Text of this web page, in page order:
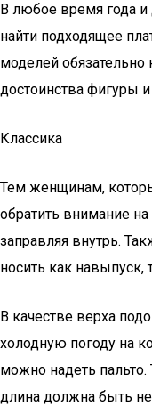
В любое время года
найти подходящее
моделей обязательно
достоинства фигуры
Классика
Тем женщинам,
обратить внимание
заправляя внутрь.
носить как навыпуск,
В качестве верха
холодную погоду на
можно надеть пальто.
длина должна быть